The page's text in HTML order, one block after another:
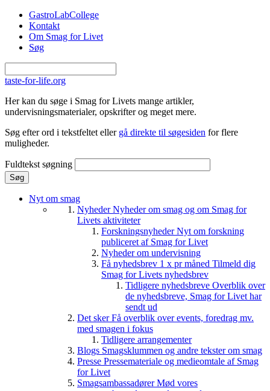
Gå til hovedindhold
GastroLabCollege
Kontakt
Om Smag for Livet
Søg
taste-for-life.org
Her kan du søge i Smag for Livets mange artikler,
undervisningsmaterialer, opskrifter og meget mere.
Søg efter ord i tekstfeltet eller gå direkte til søgesiden for flere
muligheder.
Fuldtekst søgning
Nyt om smag
NyhederNyheder om smag og om Smag for
Livets aktiviteter
ForskningsnyhederNyt om forskning
publiceret af Smag for Livet
Nyheder om undervisning
Få nyhedsbrev 1 x pr måned Tilmeld dig
Smag for Livets nyhedsbrev
Tidligere nyhedsbreve Overblik over
de nyhedsbreve, Smag for Livet har
sendt ud
Det skerFå overblik over events, foredrag mv.
med smagen i fokus
Tidligere arrangementer
Blogs Smagsklummen og andre tekster om smag
Presse Pressemateriale og medieomtale af Smag
for Livet
SmagsambassadørerMød vores